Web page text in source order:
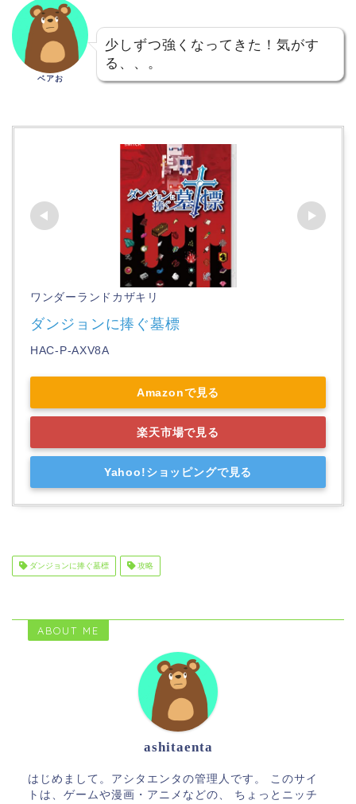
ベアお
少しずつ強くなってきた！気がす
る、、。
ワンダーランドカザキリ
ダンジョンに捧ぐ墓標
HAC-P-AXV8A
Amazonで見る
楽天市場で見る
Yahoo!ショッピングで見る
ダンジョンに捧ぐ墓標 攻略
ABOUT ME
ashitaenta
はじめまして。アシタエンタの管理人です。 このサイ
トは、ゲームや漫画・アニメなどの、 ちょっとニッチ